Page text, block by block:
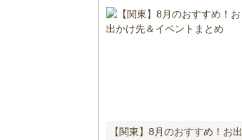
【関東】8月のおすすめ！お出